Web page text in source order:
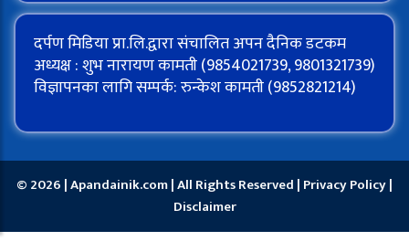
दर्पण मिडिया प्रा.लि.द्वारा संचालित अपन दैनिक डटकम
अध्यक्ष : शुभ नारायण कामती (9854021739, 9801321739)
विज्ञापनका लागि सम्पर्क: रुन्केश कामती (9852821214)
© 2026 | Apandainik.com | All Rights Reserved | Privacy Policy|
Disclaimer